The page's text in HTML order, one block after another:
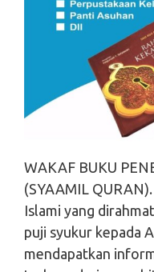
WAKAF BUKU
(SYAAMIL
Islami yang
puji syukur kepada
mendapatkan